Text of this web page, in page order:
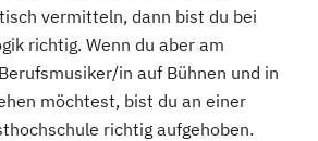
vermitteln, dann bist du bei
richtig. Wenn du aber am
in auf Bühnen und in
möchtest, bist du an einer
richtig aufgehoben.